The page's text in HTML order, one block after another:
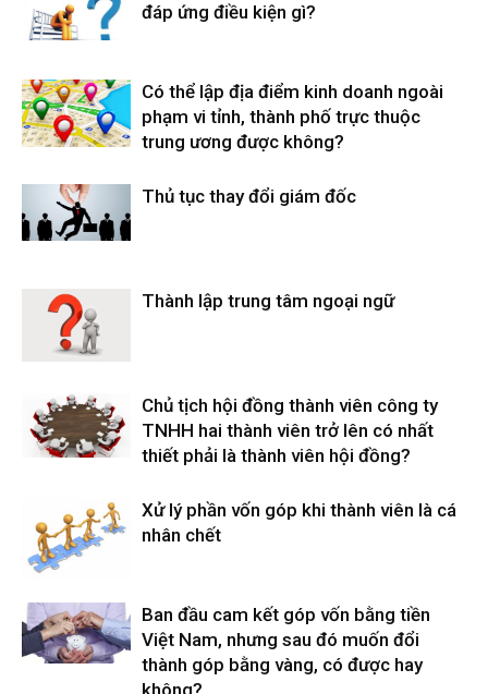
đáp ứng điều kiện gì?
Có thể lập địa điểm kinh doanh ngoài
phạm vi tỉnh, thành phố trực thuộc
trung ương được không?
Thủ tục thay đổi giám đốc
Thành lập trung tâm ngoại ngữ
Chủ tịch hội đồng thành viên công ty
TNHH hai thành viên trở lên có nhất
thiết phải là thành viên hội đồng?
Xử lý phần vốn góp khi thành viên là cá
nhân chết
Ban đầu cam kết góp vốn bằng tiền
Việt Nam, nhưng sau đó muốn đổi
thành góp bằng vàng, có được hay
không?